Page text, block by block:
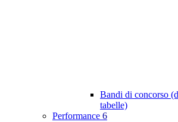
Bandi di concorso
tabelle)
Performance 6